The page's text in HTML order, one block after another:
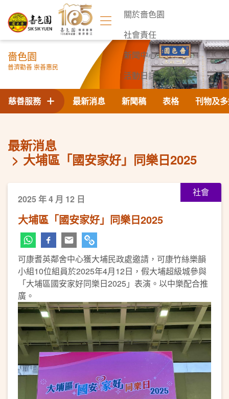
關於嗇色園
社會責任
新聞中心
活動日誌
聯絡我們
嗇色園
普濟勸善 崇善惠民
最新消息 新聞稿 表格 刊物及
慈善服務
最新消息
大埔區「國安家好」同樂日2025
社會
2025 年 4 月 12 日
大埔區「國安家好」同樂日2025
可康耆英鄰舍中心獲大埔民政處邀請，可康竹絲樂韻
小組10位組員於2025年4月12日，假大埔超級城參與
「大埔區國安家好同樂日2025」表演。以中樂配合推
廣。